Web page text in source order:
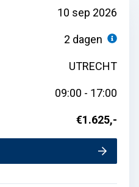
10 sep 2026
2 dagen
UTRECHT
09:00 - 17:00
€1.625,-